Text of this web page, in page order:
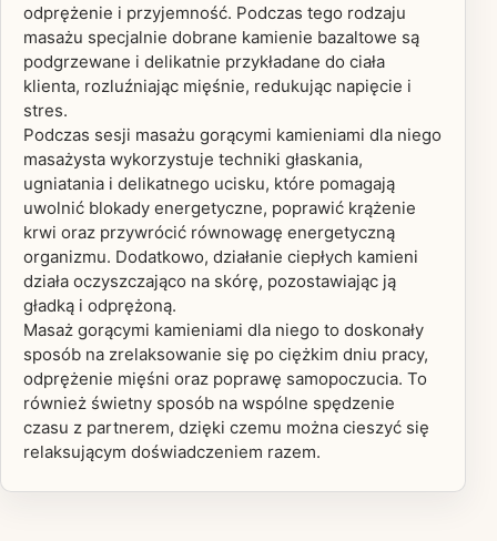
odprężenie i przyjemność. Podczas tego rodzaju
masażu specjalnie dobrane kamienie bazaltowe są
podgrzewane i delikatnie przykładane do ciała
klienta, rozluźniając mięśnie, redukując napięcie i
stres.
Podczas sesji masażu gorącymi kamieniami dla niego
masażysta wykorzystuje techniki głaskania,
ugniatania i delikatnego ucisku, które pomagają
uwolnić blokady energetyczne, poprawić krążenie
krwi oraz przywrócić równowagę energetyczną
organizmu. Dodatkowo, działanie ciepłych kamieni
działa oczyszczająco na skórę, pozostawiając ją
gładką i odprężoną.
Masaż gorącymi kamieniami dla niego to doskonały
sposób na zrelaksowanie się po ciężkim dniu pracy,
odprężenie mięśni oraz poprawę samopoczucia. To
również świetny sposób na wspólne spędzenie
czasu z partnerem, dzięki czemu można cieszyć się
relaksującym doświadczeniem razem.